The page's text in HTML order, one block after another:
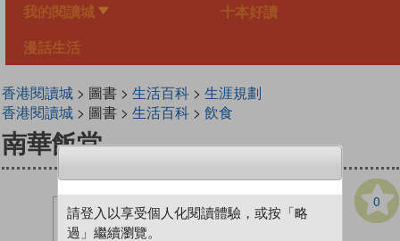
我的閱讀城 十本好讀
漫話生活
香港閱讀城> 圖書 > 生活百科> 生涯規劃
香港閱讀城> 圖書 > 生活百科> 飲食
南華飯堂
0
請登入以享受個人化閱讀體驗，或按「略
過」繼續瀏覽。